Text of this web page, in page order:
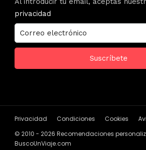
privacidad
Privacidad Condiciones Cookies
© 2010 - 2026 Recomendaciones
BuscoUnViaje.com